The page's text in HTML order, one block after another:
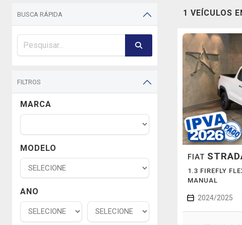
BUSCA RÁPIDA
FILTROS
MARCA
MODELO
ANO
1 VEÍCULOS
FIAT
1.3 FIREFLY
MANUAL
2024/2025